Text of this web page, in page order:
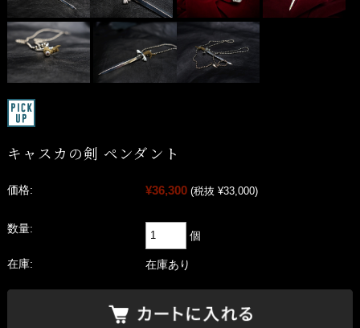
キャスカの剣 ペンダント
価格: ¥36,300 (税抜 ¥33,000)
数量:
個
在庫: 在庫あり